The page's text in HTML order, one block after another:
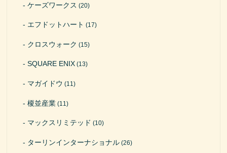
ケーズワークス (20)
エフドットハート (17)
クロスウォーク (15)
SQUARE ENIX (13)
マガイドウ (11)
榎並産業 (11)
マックスリミテッド (10)
ターリンインターナショナル (26)